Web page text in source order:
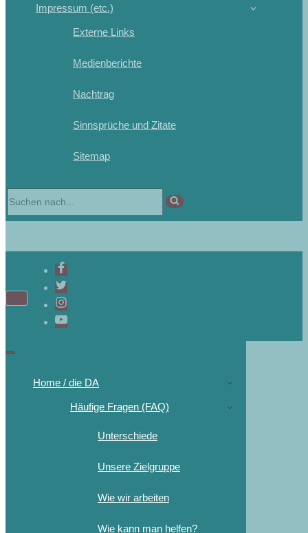
Impressum (etc.)
Externe Links
Medienberichte
Nachtrag
Sinnsprüche und Zitate
Sitemap
Home / die DA
Häufige Fragen (FAQ)
Unterschiede
Unsere Zielgruppe
Wie wir arbeiten
Wie kann man helfen?